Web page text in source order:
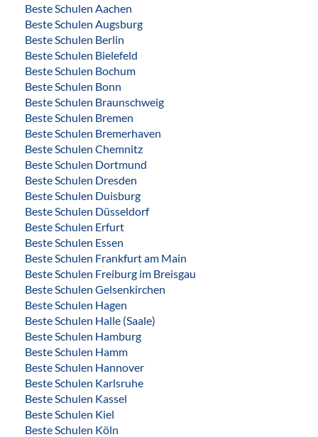
Beste Schulen Aachen
Beste Schulen Augsburg
Beste Schulen Berlin
Beste Schulen Bielefeld
Beste Schulen Bochum
Beste Schulen Bonn
Beste Schulen Braunschweig
Beste Schulen Bremen
Beste Schulen Bremerhaven
Beste Schulen Chemnitz
Beste Schulen Dortmund
Beste Schulen Dresden
Beste Schulen Duisburg
Beste Schulen Düsseldorf
Beste Schulen Erfurt
Beste Schulen Essen
Beste Schulen Frankfurt am Main
Beste Schulen Freiburg im Breisgau
Beste Schulen Gelsenkirchen
Beste Schulen Hagen
Beste Schulen Halle (Saale)
Beste Schulen Hamburg
Beste Schulen Hamm
Beste Schulen Hannover
Beste Schulen Karlsruhe
Beste Schulen Kassel
Beste Schulen Kiel
Beste Schulen Köln